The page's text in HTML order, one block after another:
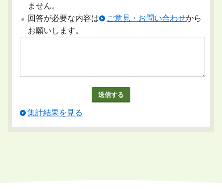
ません。
回答が必要な内容は
ご意見・お問い合わせから
お願いします。
集計結果を見る